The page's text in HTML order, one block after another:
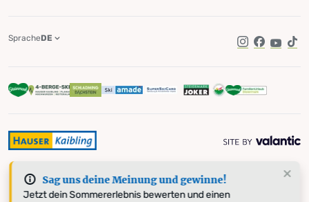
Sag uns deine Meinung und gewinne!
Jetzt dein Sommererlebnis bewerten und einen
Instagram
Facebook
SpracheDE